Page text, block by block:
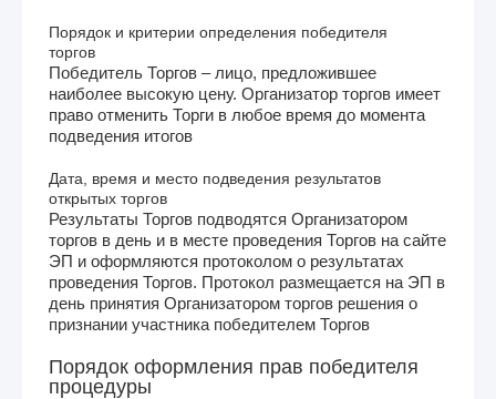
Порядок и критерии определения победителя
торгов
Победитель Торгов – лицо, предложившее
наиболее высокую цену. Организатор торгов имеет
право отменить Торги в любое время до момента
подведения итогов
Дата, время и место подведения результатов
открытых торгов
Результаты Торгов подводятся Организатором
торгов в день и в месте проведения Торгов на сайте
ЭП и оформляются протоколом о результатах
проведения Торгов. Протокол размещается на ЭП в
день принятия Организатором торгов решения о
признании участника победителем Торгов
Порядок оформления прав победителя
процедуры